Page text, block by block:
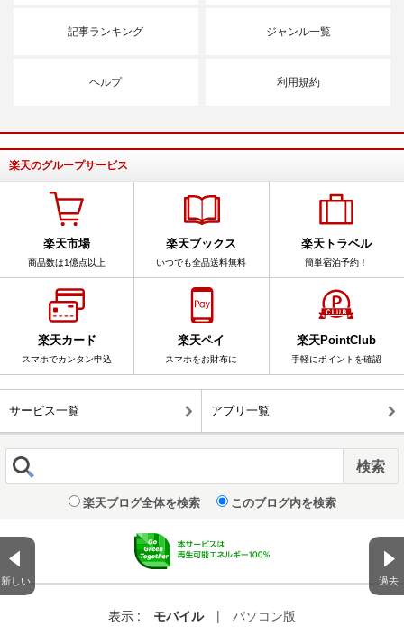
新しい 過去
記事ランキング ジャンル一覧
ヘルプ 利用規約
楽天のグループサービス
楽天市場
商品数は1億点以上
楽天ブックス
いつでも全品送料無料
楽天トラベル
簡単宿泊予約！
楽天カード
スマホでカンタン申込
楽天ペイ
スマホをお財布に
楽天PointClub
手軽にポイントを確認
サービス一覧 アプリ一覧
楽天ブログ全体を検索 このブログ内を検索
表示 : モバイル | パソコン版